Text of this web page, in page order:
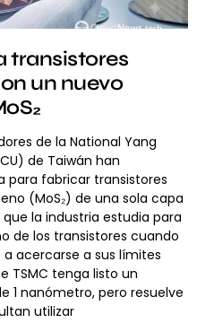
transistores
un nuevo
de la National Yang
de Taiwán han
fabricar transistores
(MoS₂) de una sola capa
la industria estudia para
de los transistores cuando
acercarse a sus límites
TSMC tenga listo un
1 nanómetro, pero resuelve
utilizar